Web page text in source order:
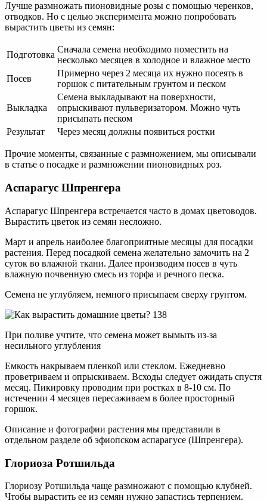
Лучше размножать пионовидные розы с помощью черенков,
отводков. Но с целью эксперимента можно попробовать
вырастить цветы из семян:
Подготовка
Сначала семена необходимо поместить на
несколько месяцев в холодное и влажное место
Посев
Примерно через 2 месяца их нужно посеять в
горшок с питательным грунтом и песком
Выкладка
Семена выкладывают на поверхности,
опрыскивают пульверизатором. Можно чуть
присыпать песком
Результат
Через месяц должны появиться ростки
Прочие моменты, связанные с размножением, мы описывали
в статье о посадке и размножении пионовидных роз.
Аспарагус Шпренгера
Аспарагус Шпренгера встречается часто в домах цветоводов.
Вырастить цветок из семян несложно.
Март и апрель наиболее благоприятные месяцы для посадки
растения. Перед посадкой семена желательно замочить на 2
суток во влажной ткани. Далее производим посев в чуть
влажную почвенную смесь из торфа и речного песка.
Семена не углубляем, немного присыпаем сверху грунтом.
При поливе учтите, что семена может вымыть из-за
несильного углубления
Емкость накрываем пленкой или стеклом. Ежедневно
проветриваем и опрыскиваем. Всходы следует ожидать спустя
месяц. Пикировку проводим при ростках в 8-10 см. По
истечении 4 месяцев пересаживаем в более просторный
горшок.
Описание и фотографии растения мы представили в
отдельном разделе об эфиопском аспарагусе (Шпренгера).
Глориоза Ротшильда
Глориозу Ротшильда чаще размножают с помощью клубней.
Чтобы вырастить ее из семян нужно запастись терпением.